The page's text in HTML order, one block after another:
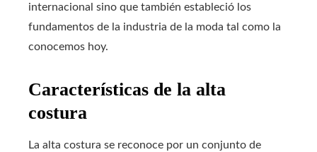
internacional sino que también estableció los
fundamentos de la industria de la moda tal como la
conocemos hoy.
Características de la alta
costura
La alta costura se reconoce por un conjunto de